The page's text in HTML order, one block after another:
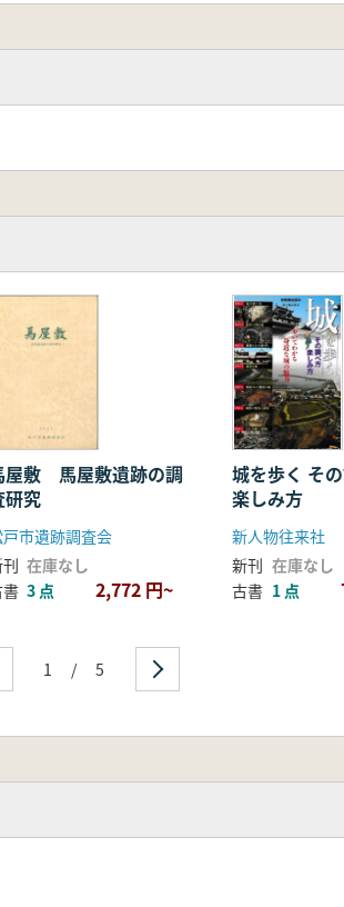
屋敷 馬屋敷遺跡の調
研究
市遺跡調査会
在庫なし
3 点 2,772 円~
城を歩く その調べ方・
楽しみ方
新人物往来社
新刊 在庫なし
古書 1 点
1 / 5